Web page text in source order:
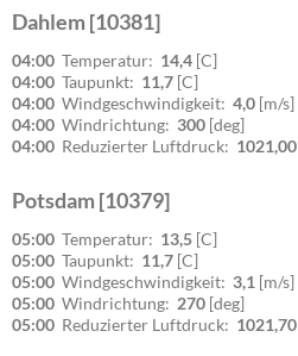
Dahlem [10381]
04:00 Temperatur: 14,4 [C]
04:00 Taupunkt: 11,7 [C]
04:00 Windgeschwindigkeit: 4,0 [m/s]
04:00 Windrichtung: 300 [deg]
04:00 Reduzierter Luftdruck: 1021,00
Potsdam [10379]
05:00 Temperatur: 13,5 [C]
05:00 Taupunkt: 11,7 [C]
05:00 Windgeschwindigkeit: 3,1 [m/s]
05:00 Windrichtung: 270 [deg]
05:00 Reduzierter Luftdruck: 1021,70